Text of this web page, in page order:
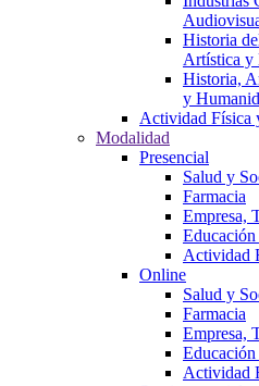
Historia
Artística y
Historia,
y
Actividad Física
Modalidad
Presencial
Salud y
Farmacia
Empresa,
Actividad
Online
Salud y
Farmacia
Empresa,
Actividad